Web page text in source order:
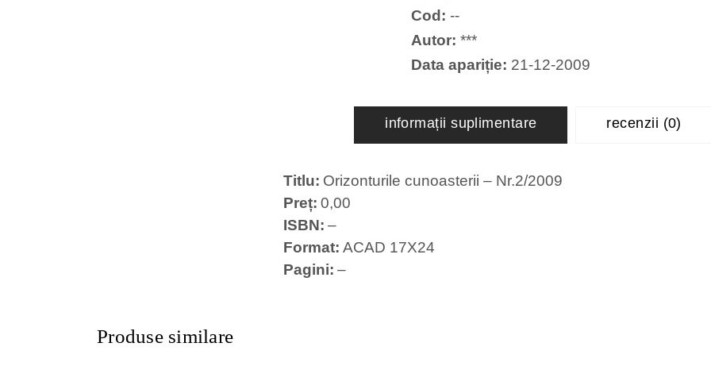
Cod: --
Autor: ***
Data apariție: 21-12-2009
informații suplimentare recenzii (0)
Titlu Orizonturile cunoasterii – Nr.2/2009
Preț 0,00
ISBN –
Format ACAD 17X24
Pagini –
Produse similare